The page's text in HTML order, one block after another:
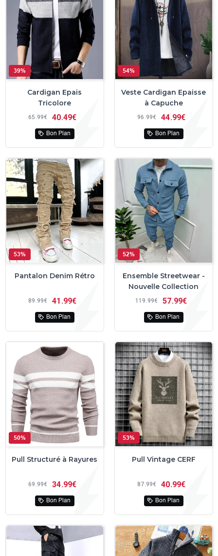
39%
Cardigan Epais
Tricolore
65 99€ 40 49€
Bon Plan
54%
Veste Cardigan Epaisse
à Capuche
96 99€ 44 99€
Bon Plan
53%
Pantalon Denim Rétro
89 99€ 41 99€
Bon Plan
52%
Ensemble Streetwear -
Nouvelle Collection
119 99€ 57 99€
Bon Plan
50%
Pull Structuré à Rayures
69 99€ 34 99€
Bon Plan
53%
Pull Vintage CERF
87 99€ 40 99€
Bon Plan